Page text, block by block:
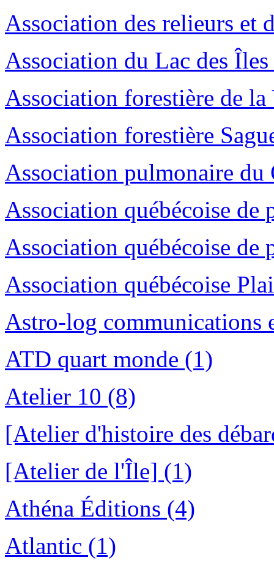
Association des relieurs et
Association du Lac des
Association forestière de
Association forestière
Association pulmonaire du
Association québécoise de
Association québécoise
Association québécoise
Astro-log communications
ATD quart monde (1)
Atelier 10 (8)
[Atelier d'histoire des
[Atelier de l'Île] (1)
Athéna Éditions (4)
Atlantic (1)